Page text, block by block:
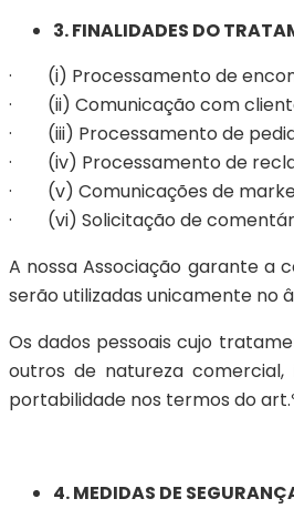
3. FINALIDADES DO
· (i) Processamento de
· (ii) Comunicação com
· (iii) Processamento de
· (iv) Processamento de
· (v) Comunicações de
· (vi) Solicitação de
A nossa Associação garante a
serão utilizadas unicamente no
Os dados pessoais cujo
outros de natureza
portabilidade nos termos do art.º
4. MEDIDAS DE